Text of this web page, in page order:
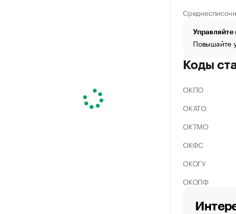
Повышайте
Коды
ОКПО
ОКАТО
ОКТМО
ОКФС
ОКОГУ
ОКОПФ